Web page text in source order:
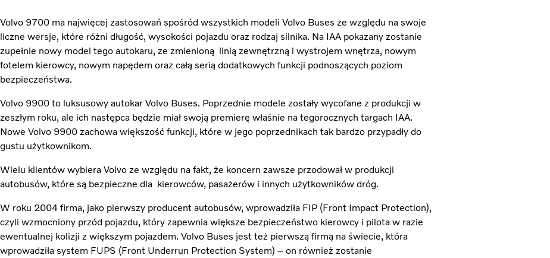
Volvo 9700 ma najwięcej zastosowań spośród wszystkich modeli Volvo Buses ze względu na swoje
liczne wersje, które różni długość, wysokości pojazdu oraz rodzaj silnika. Na IAA pokazany zostanie
zupełnie nowy model tego autokaru, ze zmienioną linią zewnętrzną i wystrojem wnętrza, nowym
fotelem kierowcy, nowym napędem oraz całą serią dodatkowych funkcji podnoszących poziom
bezpieczeństwa.
Volvo 9900 to luksusowy autokar Volvo Buses. Poprzednie modele zostały wycofane z produkcji w
zeszłym roku, ale ich następca będzie miał swoją premierę właśnie na tegorocznych targach IAA.
Nowe Volvo 9900 zachowa większość funkcji, które w jego poprzednikach tak bardzo przypadły do
gustu użytkownikom.
Wielu klientów wybiera Volvo ze względu na fakt, że koncern zawsze przodował w produkcji
autobusów, które są bezpieczne dla kierowców, pasażerów i innych użytkowników dróg.
W roku 2004 firma, jako pierwszy producent autobusów, wprowadziła FIP (Front Impact Protection),
czyli wzmocniony przód pojazdu, który zapewnia większe bezpieczeństwo kierowcy i pilota w razie
ewentualnej kolizji z większym pojazdem. Volvo Buses jest też pierwszą firmą na świecie, która
wprowadziła system FUPS (Front Underrun Protection System) – on również zostanie